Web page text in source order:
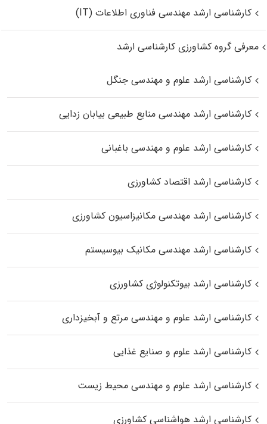
کارشناسی ارشد مهندسی فناوری اطلاعات (IT)
معرفی گروه کشاورزی کارشناسی ارشد
کارشناسی ارشد علوم و مهندسی جنگل
کارشناسی ارشد مهندسی منابع طبیعی بیابان زدایی
کارشناسی ارشد علوم و مهندسی باغبانی
کارشناسی ارشد اقتصاد کشاورزی
کارشناسی ارشد مهندسی مکانیزاسیون کشاورزی
کارشناسی ارشد مهندسی مکانیک بیوسیستم
کارشناسی ارشد بیوتکنولوژی کشاورزی
کارشناسی ارشد علوم و مهندسی مرتع و آبخیزداری
کارشناسی ارشد علوم و صنایع غذایی
کارشناسی ارشد علوم و مهندسی محیط زیست
کارشناسی ارشد هواشناسی کشاورزی